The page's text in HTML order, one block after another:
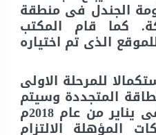
الجندل فى منطقة
كما قام المكتب
الذى تم اختياره
للمرحلة الاولى
المتجددة وسيتم
اغلاق باب التقدم له فى يناير من عام 2018م
المؤهلة الالتزام